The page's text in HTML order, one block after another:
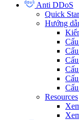
Anti DDoS
Quick
Hướng
Resources